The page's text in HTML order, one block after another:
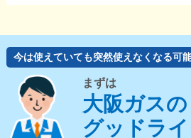
今は使えていても突然使えなくなる可
まずは
大阪ガスの
グッドラ